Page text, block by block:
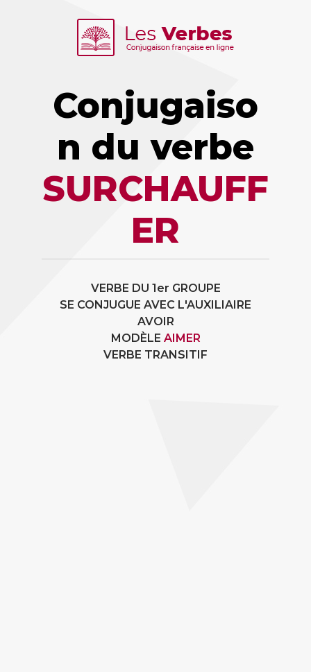
Conjugaiso
n du verbe
SURCHAUFF
ER
VERBE DU 1er GROUPE
SE CONJUGUE AVEC L'AUXILIAIRE
AVOIR
MODÈLE AIMER
VERBE TRANSITIF